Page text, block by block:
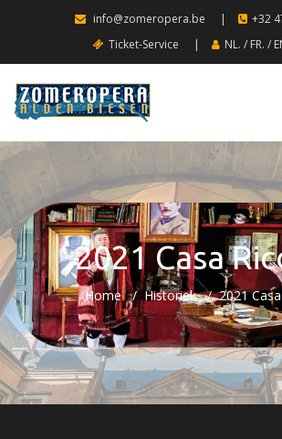
info@zomeropera.be |
+32
Ticket-Service
| NL. / FR. /
2021 Casa
Home Historiek 2021